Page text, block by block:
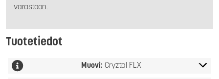
varastoon.
Tuotetiedot
Muovi: Cryztal FLX